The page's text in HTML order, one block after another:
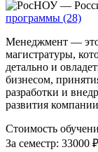
программы (28)
Менеджмент — это
магистратуры,
детально и
бизнесом,
разработки и
развития
Стоимость
За семестр: 33000 ₽